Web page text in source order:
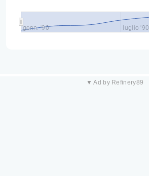
genn. '90 luglio '90
▼ Ad by Refinery89